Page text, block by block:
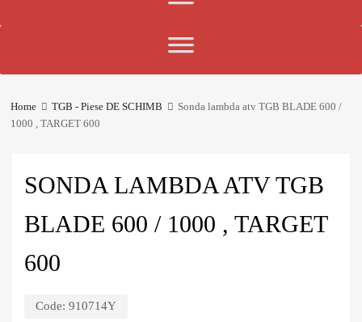
Home TGB - Piese DE SCHIMB
Sonda lambda atv TGB BLADE 600 /
1000 , TARGET 600
SONDA LAMBDA ATV TGB
BLADE 600 / 1000 , TARGET
600
Code: 910714Y